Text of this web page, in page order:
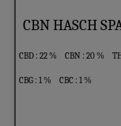
CBN HASCH
CBD : 22 % CBN : 20 %
CBG : 1 % CBC : 1 %